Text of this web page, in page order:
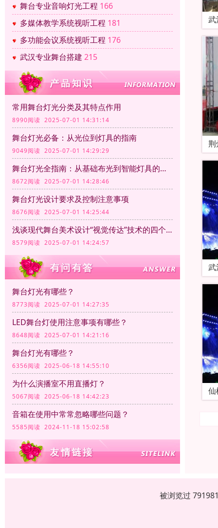
舞台专业音响灯光工程 166
多媒体教学系统视听工程 181
多功能会议系统视听工程 176
武汉专业舞台搭建 215
常用舞台灯光分类及其特点作用
8990阅读 2025-07-01 14:31:14
舞台灯光必备：从光位到灯具的指南
9049阅读 2025-07-01 14:29:29
舞台灯光全指南：从基础布光到智能灯具的应用
8672阅读 2025-07-01 14:28:46
舞台灯光设计要求及控制注意事项
8676阅读 2025-07-01 14:25:44
浅谈现代舞台美术设计“视觉传达”技术的四个方面
8579阅读 2025-07-01 14:24:57
舞台灯光有哪些？
8773阅读 2025-07-01 14:27:35
LED舞台灯使用注意事项有哪些？
8648阅读 2025-07-01 14:21:16
舞台灯光有哪些？
6356阅读 2025-06-18 14:55:10
为什么演播室不用直播灯？
5067阅读 2025-06-18 14:42:23
音箱在使用中常常忽略哪些问题？
5585阅读 2024-11-18 15:02:58
武
荆
武
仙
被浏览过